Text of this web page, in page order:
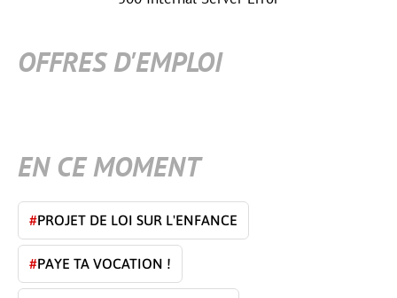
OFFRES D'EMPLOI
EN CE MOMENT
#PROJET DE LOI SUR L'ENFANCE
#PAYE TA VOCATION !